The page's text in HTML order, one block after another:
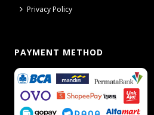
Privacy Policy
PAYMENT METHOD